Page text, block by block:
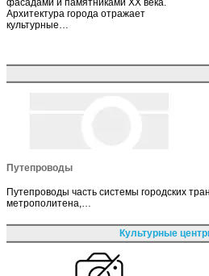
фасадами и памятниками XX века.
Архитектура города отражает
культурные…
Путепроводы
Путепроводы часть системы городских
метрополитена,…
Культурные